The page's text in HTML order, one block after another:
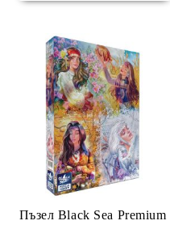
Пъзел Black Sea Premium